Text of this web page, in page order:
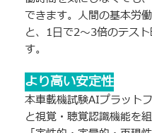
できます。人間の基本労
と、1日で2〜3倍のテス
す。
より高い安定性
本車載機試験AIプラット
と視覚・聴覚認識機能を